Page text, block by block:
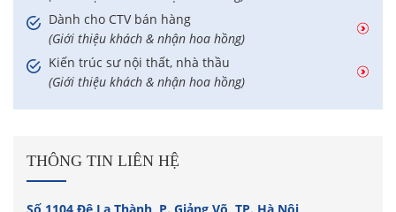
Dành cho CTV bán hàng
(Giới thiệu khách & nhận hoa hồng)
Kiến trúc sư nội thất, nhà thầu
(Giới thiệu khách & nhận hoa hồng)
THÔNG TIN LIÊN HỆ